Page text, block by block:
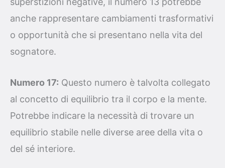
anche rappresentare cambiamenti trasformativi
o opportunità che si presentano nella vita del
sognatore.
Numero 17: Questo numero è talvolta collegato
al concetto di equilibrio tra il corpo e la mente.
Potrebbe indicare la necessità di trovare un
equilibrio stabile nelle diverse aree della vita o
del sé interiore.